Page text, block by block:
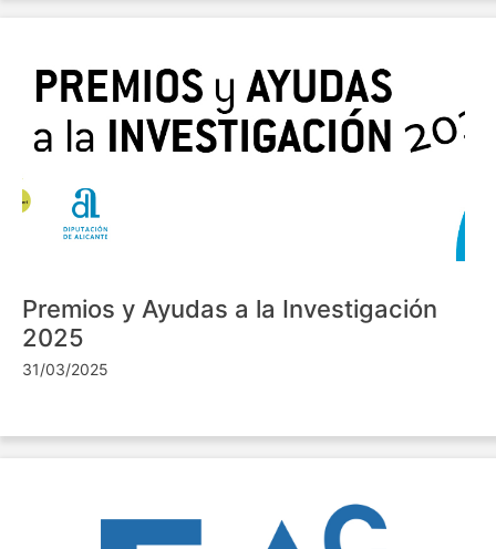
Premios y Ayudas a la Investigación
2025
31/03/2025